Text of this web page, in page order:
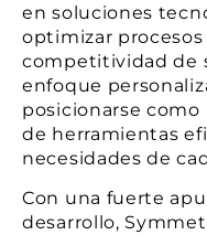
en soluciones
optimizar
competitividad de
enfoque
posicionarse
de herramientas
necesidades de
Con una fuerte
desarrollo,